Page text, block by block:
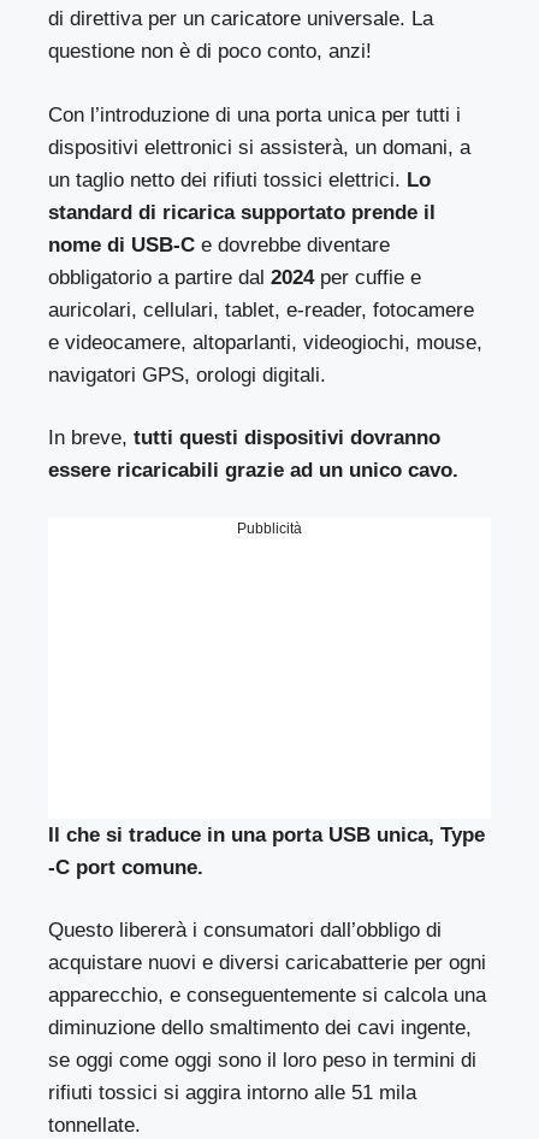
di direttiva per un caricatore universale. La
questione non è di poco conto, anzi!
Con l’introduzione di una porta unica per tutti i
dispositivi elettronici si assisterà, un domani, a
un taglio netto dei rifiuti tossici elettrici. Lo
standard di ricarica supportato prende il
nome di USB-C e dovrebbe diventare
obbligatorio a partire dal2024per cuffie e
auricolari, cellulari, tablet, e-reader, fotocamere
e videocamere, altoparlanti, videogiochi, mouse,
navigatori GPS, orologi digitali.
In breve, tutti questi dispositivi dovranno
essere ricaricabili grazie ad un unico cavo.
Pubblicità
Il che si traduce in una porta USB unica, Type
-C port comune.
Questo libererà i consumatori dall’obbligo di
acquistare nuovi e diversi caricabatterie per ogni
apparecchio, e conseguentemente si calcola una
diminuzione dello smaltimento dei cavi ingente,
se oggi come oggi sono il loro peso in termini di
rifiuti tossici si aggira intorno alle 51 mila
tonnellate.